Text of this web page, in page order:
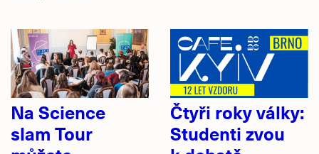
Na Science
slam Tour
Čtyři roky války:
Studenti zvou